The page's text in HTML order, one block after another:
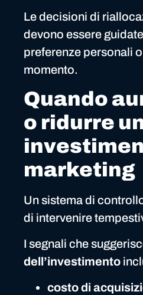
Le decisioni di
devono essere
preferenze personali
momento.
Quando
o ridurre
marketing
Un sistema di
di intervenire
I segnali che
dell’investimento
costo di